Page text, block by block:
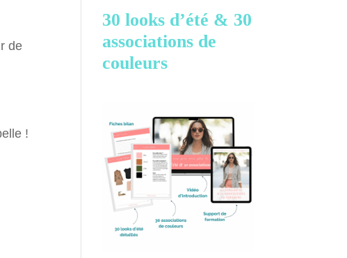
de
!
30 looks d’été & 30
associations de
couleurs